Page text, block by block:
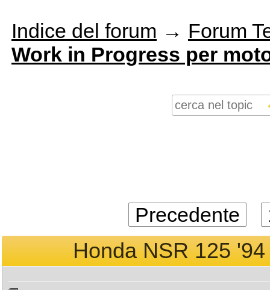
Indice del forum → Forum
Work in Progress per
Precedente
Honda NSR 125